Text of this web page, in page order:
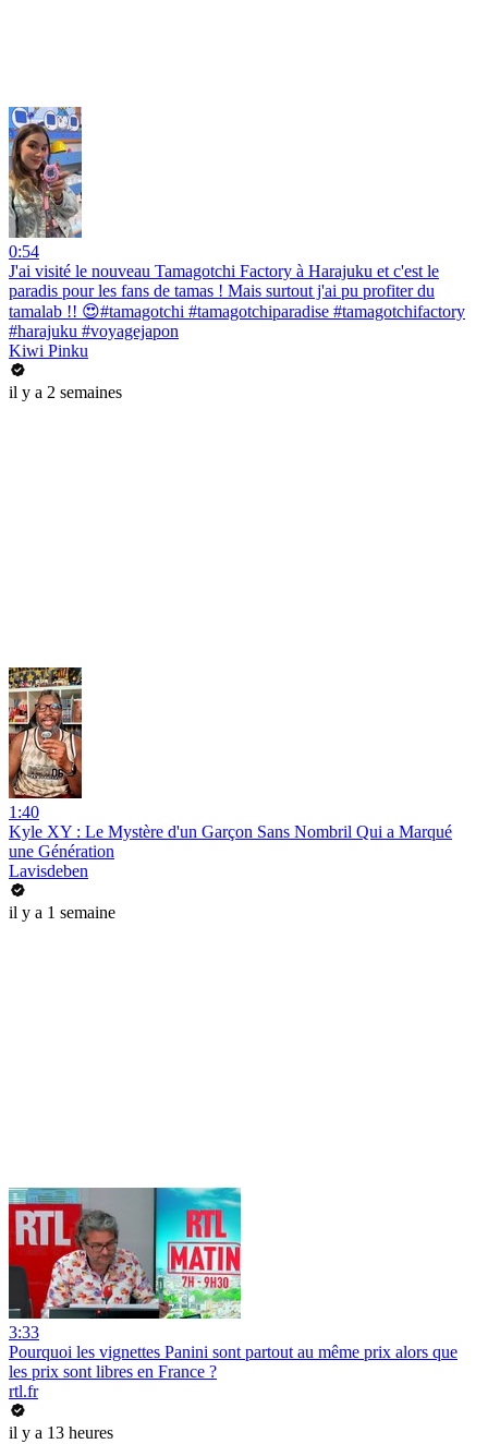
0:54
J'ai visité le nouveau Tamagotchi Factory à Harajuku et c'est le
paradis pour les fans de tamas ! Mais surtout j'ai pu profiter du
tamalab !! 😍#tamagotchi #tamagotchiparadise #tamagotchifactory
#harajuku #voyagejapon
Kiwi Pinku
il y a 2 semaines
1:40
Kyle XY : Le Mystère d'un Garçon Sans Nombril Qui a Marqué
une Génération
Lavisdeben
il y a 1 semaine
3:33
Pourquoi les vignettes Panini sont partout au même prix alors que
les prix sont libres en France ?
rtl.fr
il y a 13 heures